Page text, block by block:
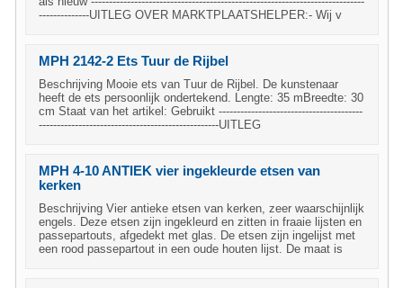
--------------UITLEG OVER MARKTPLAATSHELPER:- Wij v
MPH 2142-2 Ets Tuur de Rijbel
Beschrijving Mooie ets van Tuur de Rijbel. De kunstenaar
heeft de ets persoonlijk ondertekend. Lengte: 35 mBreedte: 30
cm Staat van het artikel: Gebruikt ----------------------------------------
--------------------------------------------------UITLEG
MPH 4-10 ANTIEK vier ingekleurde etsen van
kerken
Beschrijving Vier antieke etsen van kerken, zeer waarschijnlijk
engels. Deze etsen zijn ingekleurd en zitten in fraaie lijsten en
passepartouts, afgedekt met glas. De etsen zijn ingelijst met
een rood passepartout in een oude houten lijst. De maat is